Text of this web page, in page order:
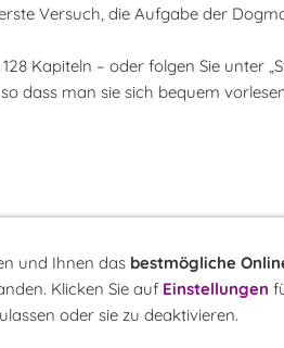
Versuch, die Aufgabe der
Kapiteln – oder folgen Sie unter
dass man sie sich bequem
LINK-Hinweis Disclaimer
und Ihnen das bestmögliche
Klicken Sie auf Einstellungen
oder sie zu deaktivieren.